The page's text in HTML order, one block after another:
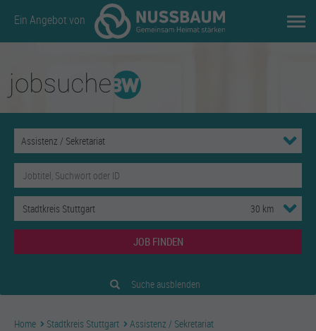
Ein Angebot von
JOB FINDEN
Suche ausblenden
Home Stadtkreis Stuttgart Assistenz / Sekretariat